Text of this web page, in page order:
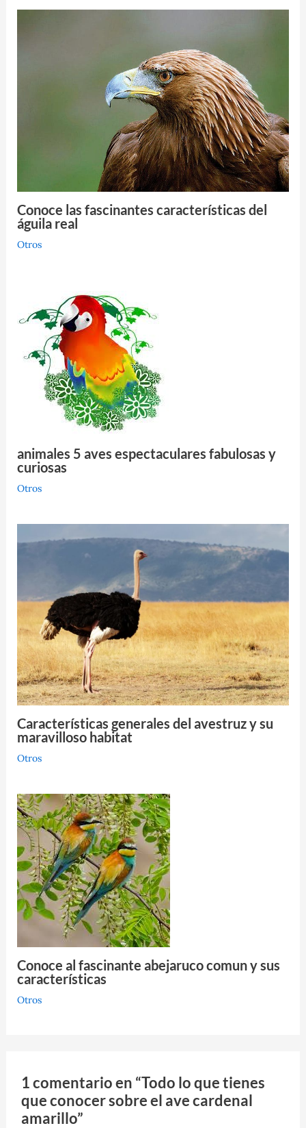
Conoce las fascinantes características del
águila real
Otros
animales 5 aves espectaculares fabulosas y
curiosas
Otros
Características generales del avestruz y su
maravilloso habitat
Otros
Conoce al fascinante abejaruco comun y sus
características
Otros
1 comentario en “Todo lo que tienes
que conocer sobre el ave cardenal
amarillo”